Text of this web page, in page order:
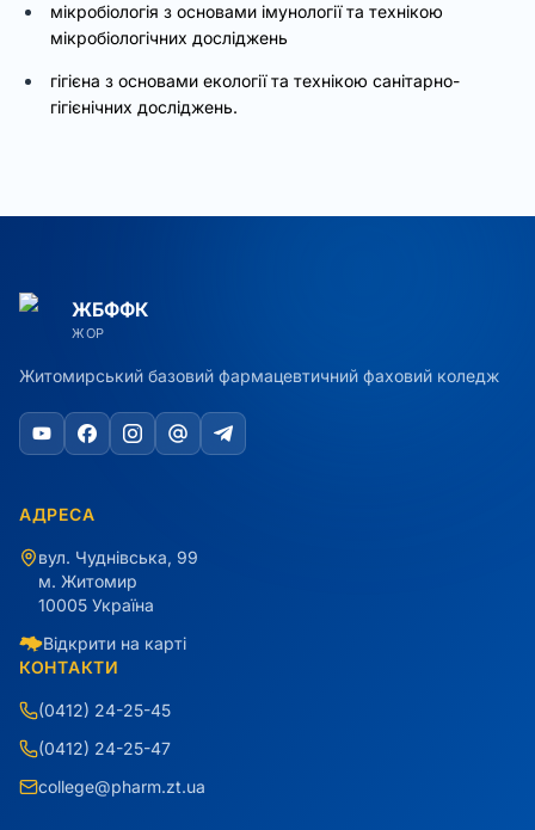
мікробіологія з основами імунології та технікою
мікробіологічних досліджень
гігієна з основами екології та технікою санітарно-
гігієнічних досліджень.
ЖБФФК
ЖОР
Житомирський базовий фармацевтичний фаховий коледж
АДРЕСА
вул. Чуднівська, 99
м. Житомир
10005 Україна
Відкрити на карті
КОНТАКТИ
(0412) 24-25-45
(0412) 24-25-47
college@pharm.zt.ua